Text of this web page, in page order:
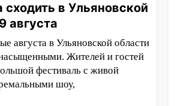
сходить в Ульяновской
августа
августа в Ульяновской области
Жителей и гостей
фестиваль с живой
шоу,